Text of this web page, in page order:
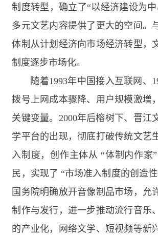
制度转型，确立了“以经济建设为
多元文艺内容提供了更大的空间。
体制从计划经济向市场经济转型，
制度逐步市场化。
随着1993年中国接入互联网、
拨号上网成本骤降、用户规模激增
关键变量。 2000年后榕树下、晋江
学平台的出现，彻底打破传统文艺
入制度，创作主体从 “体制内作家
民，实现了 “市场准入制度的创造
国务院明确放开音像制品市场，允
制作与发行，进一步推动流行音乐
的产业化，网络文学、短视频等新